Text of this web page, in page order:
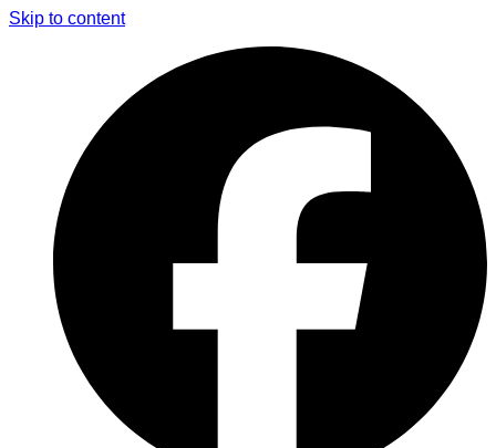
Skip to content